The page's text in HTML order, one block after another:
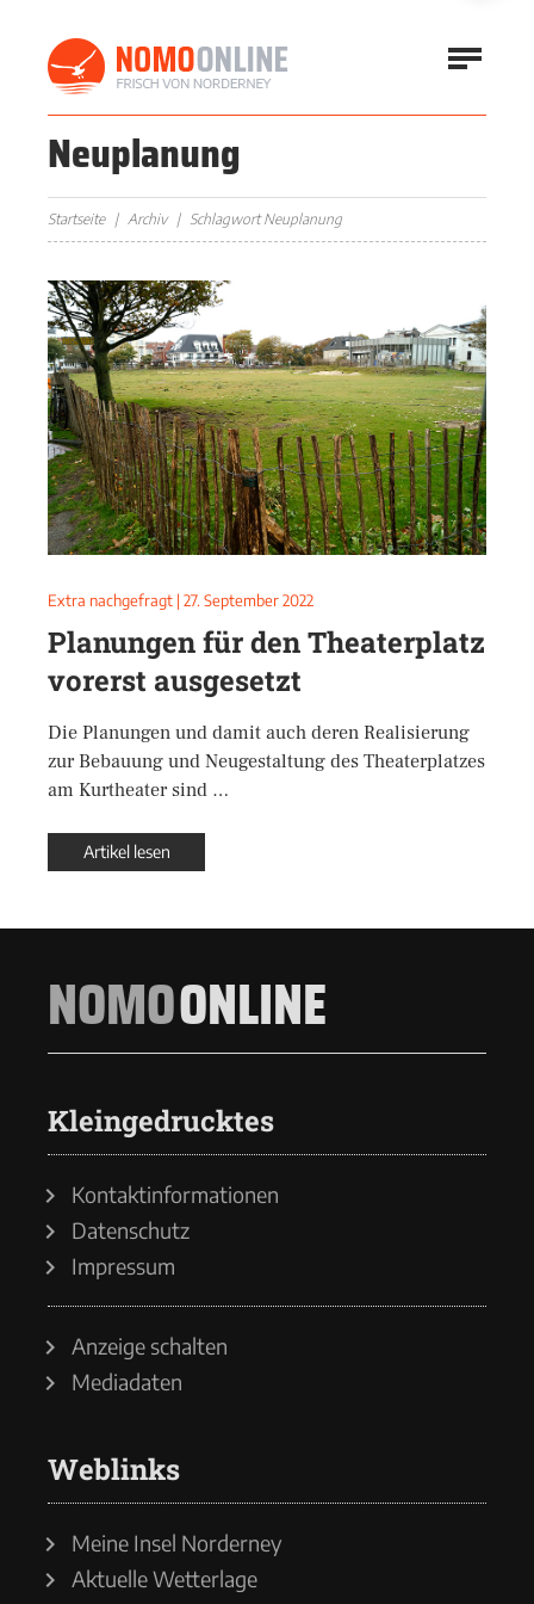
Neuplanung
Startseite Archiv Schlagwort Neuplanung
Extra nachgefragt | 27. September 2022
Planungen für den Theaterplatz
vorerst ausgesetzt
Die Planungen und damit auch deren Realisierung
zur Bebauung und Neugestaltung des Theaterplatzes
am Kurtheater sind …
Artikel lesen
NOMOONLINE
Kleingedrucktes
Kontaktinformationen
Datenschutz
Impressum
Anzeige schalten
Mediadaten
Weblinks
Meine Insel Norderney
Aktuelle Wetterlage